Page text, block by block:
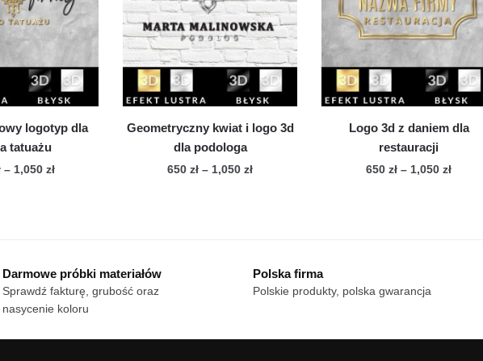
Opcje
można
na
stronie
Opcje
można
wybrać
na
stronie
można
wybrać
na
stronie
produktu
logotyp dla
tatuażu
– 1,050 złZakres
wariantów.
Opcje
można
wybrać
Geometryczny kwiat i logo 3d
dla podologa
650zł – 1,050złZakres
wariantów.
wybrać
Logo 3d z daniem dla
restauracji
650zł – 1,050złZakres
Opcje
wybrać
Darmowe próbki materiałów
Sprawdź fakturę, grubość oraz
nasycenie koloru
Polska firma
Polskie produkty, polska gwarancja